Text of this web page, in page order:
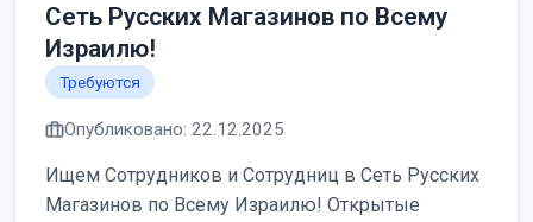
Сеть Русских Магазинов по Всему
Израилю!
Требуются
Опубликовано: 22.12.2025
Ищем Сотрудников и Сотрудниц в Сеть Русских
Магазинов по Всему Израилю! Открытые